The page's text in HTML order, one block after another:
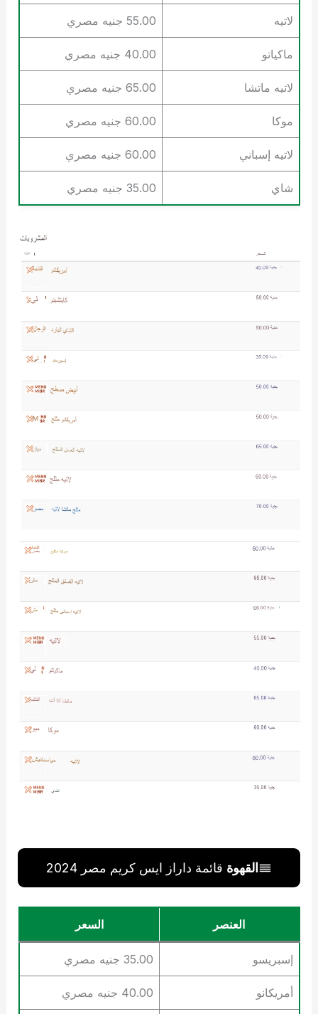
لاتيه 55.00 جنيه مصري
ماكياتو 40.00 جنيه مصري
لاتيه ماتشا 65.00 جنيه مصري
موكا 60.00 جنيه مصري
لاتيه إسباني 60.00 جنيه مصري
شاي 35.00 جنيه مصري
القهوة قائمة داراز ايس كريم مصر 2024
العنصر السعر
إسبريسو 35.00 جنيه مصري
أمريكانو 40.00 جنيه مصري